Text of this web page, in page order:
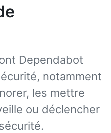
Dependabot
notamment
les mettre
ou déclencher